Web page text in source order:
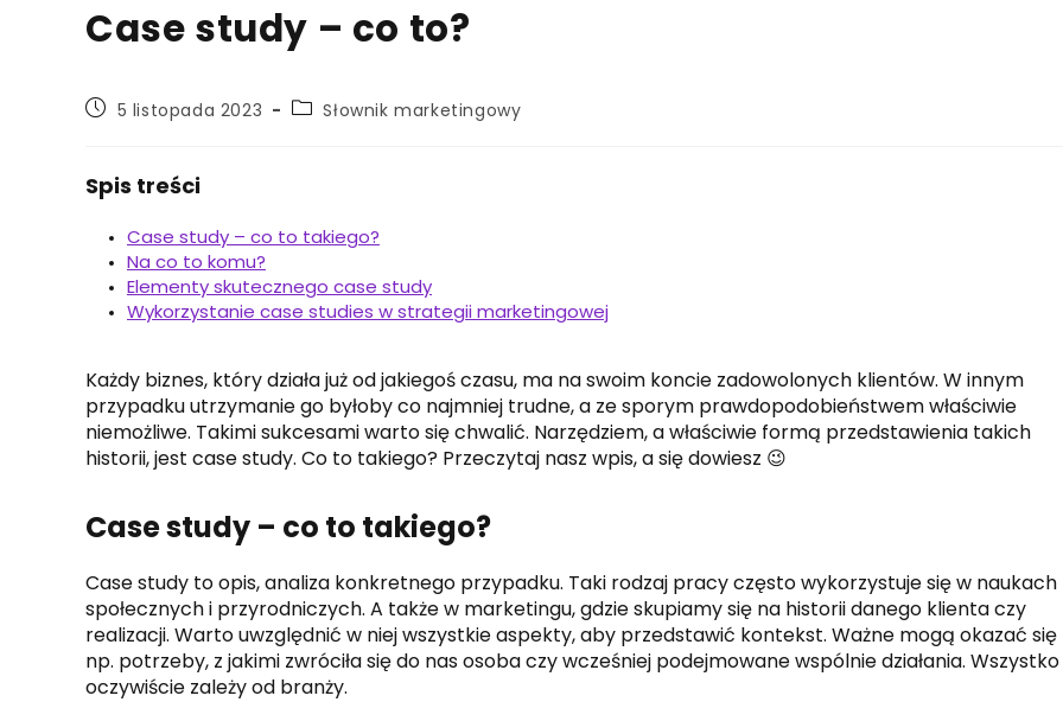
Case study – co to?
Post
published:
5 listopada 2023
PostSłownik marketingowy
Spis treści
Case study – co to takiego?
Na co to komu?
Elementy skutecznego case study
Wykorzystanie case studies w strategii marketingowej
Każdy biznes, który działa już od jakiegoś czasu, ma na swoim koncie zadowolonych klientów. W innym
przypadku utrzymanie go byłoby co najmniej trudne, a ze sporym prawdopodobieństwem właściwie
niemożliwe. Takimi sukcesami warto się chwalić. Narzędziem, a właściwie formą przedstawienia takich
historii, jest case study. Co to takiego? Przeczytaj nasz wpis, a się dowiesz 😉
Case study – co to takiego?
Case study to opis, analiza konkretnego przypadku. Taki rodzaj pracy często wykorzystuje się w naukach
społecznych i przyrodniczych. A także w marketingu, gdzie skupiamy się na historii danego klienta czy
realizacji. Warto uwzględnić w niej wszystkie aspekty, aby przedstawić kontekst. Ważne mogą okazać się
np. potrzeby, z jakimi zwróciła się do nas osoba czy wcześniej podejmowane wspólnie działania. Wszystko
oczywiście zależy od branży.